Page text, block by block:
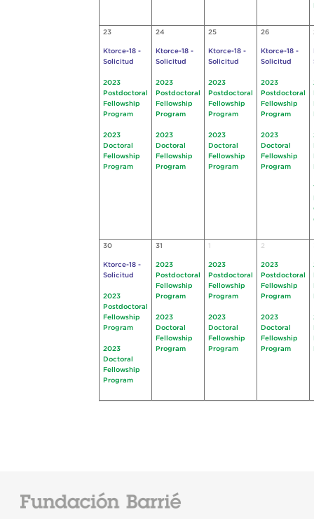
23
Ktorce-18 -
Solicitud
2023
Postdoctoral
Fellowship
Program
2023
Doctoral
Fellowship
Program
24
Ktorce-18 -
Solicitud
2023
Postdoctoral
Fellowship
Program
2023
Doctoral
Fellowship
Program
25
Ktorce-18 -
Solicitud
2023
Postdoctoral
Fellowship
Program
2023
Doctoral
Fellowship
Program
26
Ktorce-18 -
Solicitud
2023
Postdoctoral
Fellowship
Program
2023
Doctoral
Fellowship
Program
30
Ktorce-18 -
Solicitud
2023
Postdoctoral
Fellowship
Program
2023
Doctoral
Fellowship
Program
31
2023
Postdoctoral
Fellowship
Program
2023
Doctoral
Fellowship
Program
2023
Postdoctoral
Fellowship
Program
2023
Doctoral
Fellowship
Program
2
2023
Postdoctoral
Fellowship
Program
2023
Doctoral
Fellowship
Program